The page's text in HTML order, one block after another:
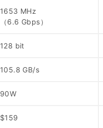
1653 MHz
（6.6 Gbps）
128 bit
105.8 GB/s
90W
$159